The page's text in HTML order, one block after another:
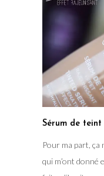
Sérum de
Pour ma part, ça
qui m’ont donné